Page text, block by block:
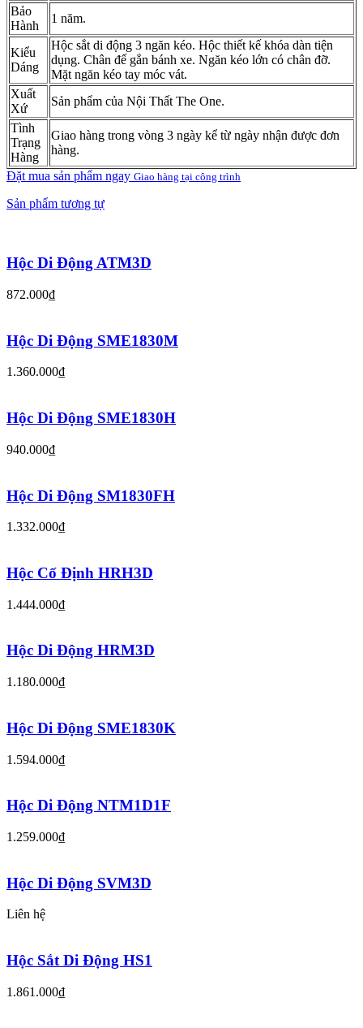
Bảo
Hành
1 năm.
Kiểu
Dáng
Hộc sắt di động 3 ngăn kéo. Hộc thiết kế khóa dàn tiện
dụng. Chân đế gắn bánh xe. Ngăn kéo lớn có chân đỡ.
Mặt ngăn kéo tay móc vát.
Xuất
Xứ
Sản phẩm của Nội Thất The One.
Tình
Trạng
Hàng
Giao hàng trong vòng 3 ngày kể từ ngày nhận được đơn
hàng.
Đặt mua sản phẩm ngay Giao hàng tại công trình
Sản phẩm tương tự
Hộc Di Động ATM3D
872.000₫
Hộc Di Động SME1830M
1.360.000₫
Hộc Di Động SME1830H
940.000₫
Hộc Di Động SM1830FH
1.332.000₫
Hộc Cố Định HRH3D
1.444.000₫
Hộc Di Động HRM3D
1.180.000₫
Hộc Di Động SME1830K
1.594.000₫
Hộc Di Động NTM1D1F
1.259.000₫
Hộc Di Động SVM3D
Liên hệ
Hộc Sắt Di Động HS1
1.861.000₫